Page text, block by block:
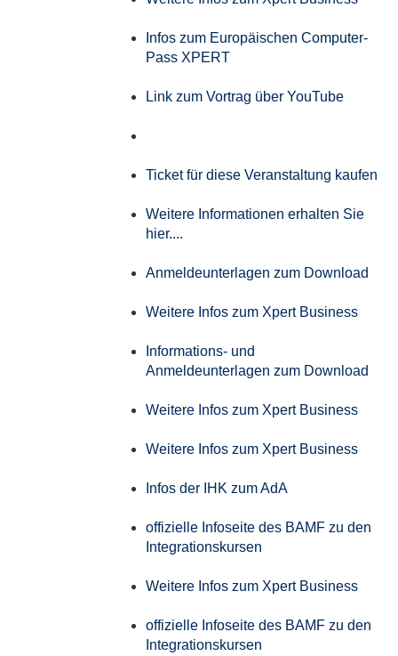
Infos zum Europäischen Computer-
Pass XPERT
Link zum Vortrag über YouTube
Ticket für diese Veranstaltung kaufen
Weitere Informationen erhalten Sie
hier....
Anmeldeunterlagen zum Download
Weitere Infos zum Xpert Business
Informations- und
Anmeldeunterlagen zum Download
Weitere Infos zum Xpert Business
Weitere Infos zum Xpert Business
Infos der IHK zum AdA
offizielle Infoseite des BAMF zu den
Integrationskursen
Weitere Infos zum Xpert Business
offizielle Infoseite des BAMF zu den
Integrationskursen